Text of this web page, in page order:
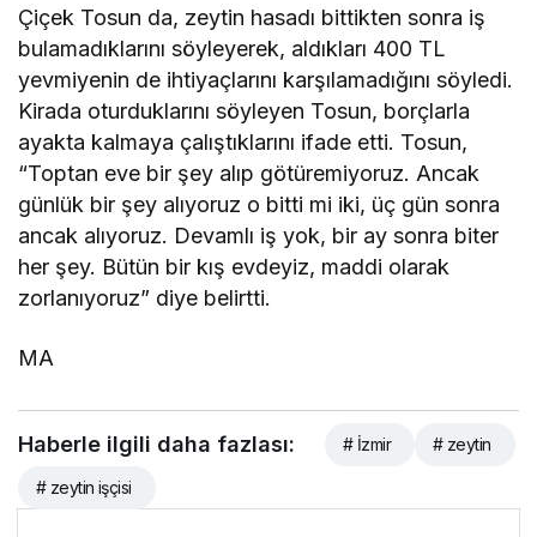
Çiçek Tosun da, zeytin hasadı bittikten sonra iş
bulamadıklarını söyleyerek, aldıkları 400 TL
yevmiyenin de ihtiyaçlarını karşılamadığını söyledi.
Kirada oturduklarını söyleyen Tosun, borçlarla
ayakta kalmaya çalıştıklarını ifade etti. Tosun,
“Toptan eve bir şey alıp götüremiyoruz. Ancak
günlük bir şey alıyoruz o bitti mi iki, üç gün sonra
ancak alıyoruz. Devamlı iş yok, bir ay sonra biter
her şey. Bütün bir kış evdeyiz, maddi olarak
zorlanıyoruz” diye belirtti.
MA
Haberle ilgili daha fazlası: # İzmir # zeytin
# zeytin işçisi